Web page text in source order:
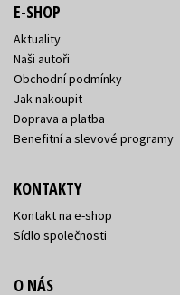
E-SHOP
Aktuality
Naši autoři
Obchodní podmínky
Jak nakoupit
Doprava a platba
Benefitní a slevové programy
KONTAKTY
Kontakt na e-shop
Sídlo společnosti
O NÁS